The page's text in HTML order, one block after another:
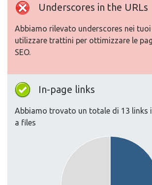
Underscores in the URLs
Abbiamo rilevato underscores nei tuoi
utilizzare trattini per ottimizzare le
SEO.
In-page links
Abbiamo trovato un totale di 13 links
a files